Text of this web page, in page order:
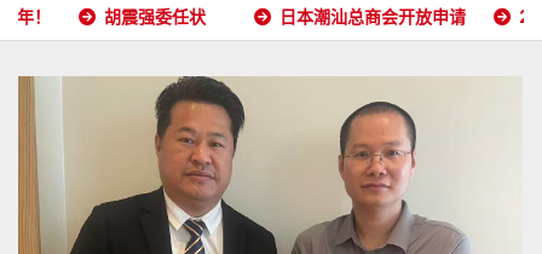
胡震强委任状 日本潮汕总商会开放申请 2026年5月16